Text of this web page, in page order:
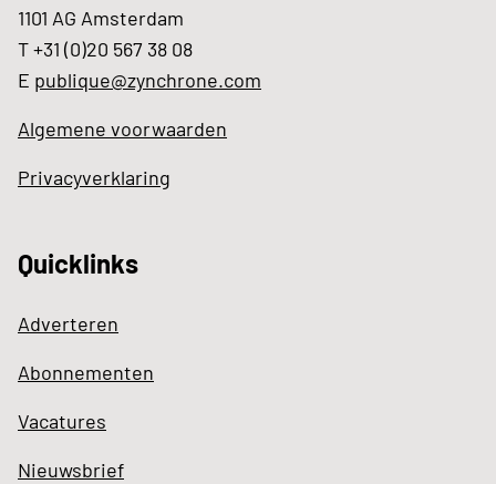
1101 AG Amsterdam
T +31 (0)20 567 38 08
E publique@zynchrone.com
Algemene voorwaarden
Privacyverklaring
Quicklinks
Adverteren
Abonnementen
Vacatures
Nieuwsbrief